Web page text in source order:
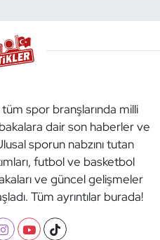
spor branşlarında milli
dair son haberler ve
sporun nabzını tutan
futbol ve basketbol
ve güncel gelişmeler
Tüm ayrıntılar burada!